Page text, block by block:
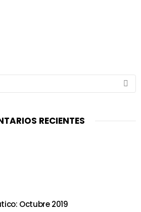
RECIENTES
Octubre 2019